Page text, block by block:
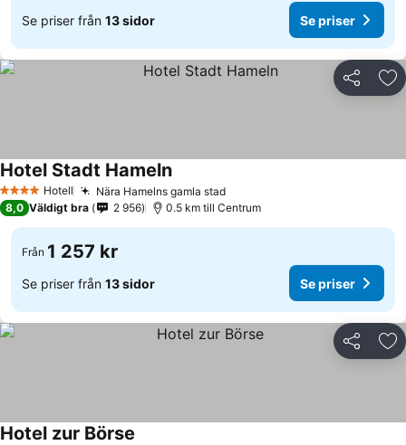
Se priser från 13 sidor Se priser
Dela
4 StjärnorHotell Nära Hamelns gamla stadSe priser
Hotel Stadt HamelnSe priser
8,0 Väldigt bra 2 956 0.5 km till Centrum
Från 1 257 kr
Se priser från 13 sidor Se priser
Dela
Hotel zur Börse